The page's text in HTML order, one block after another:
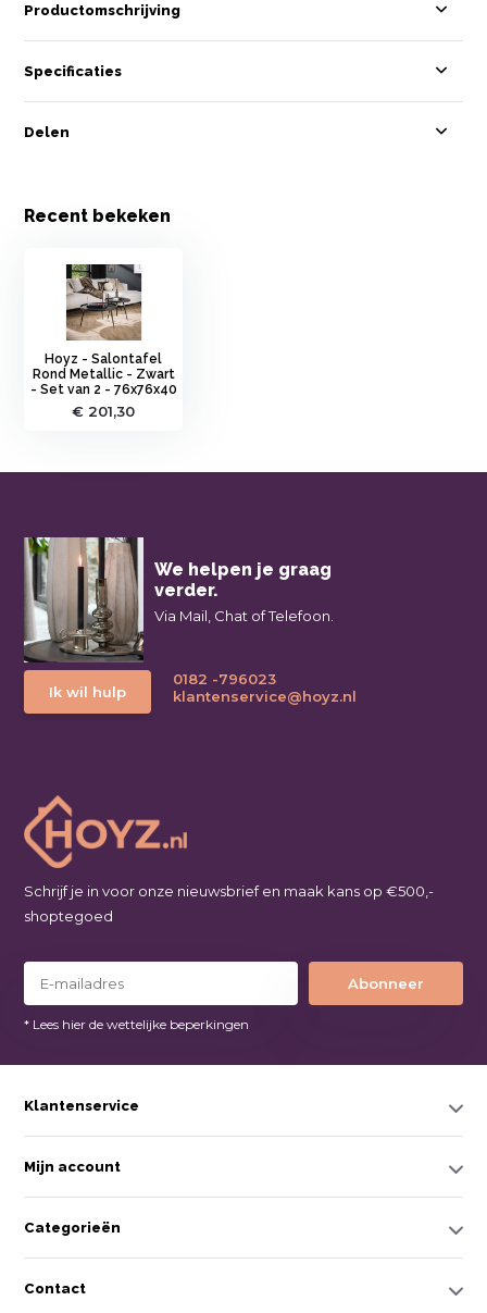
Productomschrijving
Specificaties
Delen
Recent bekeken
Hoyz - Salontafel
Rond Metallic - Zwart
- Set van 2 - 76x76x40
€ 201,30
We helpen je graag
verder.
Via Mail, Chat of Telefoon.
Ik wil hulp
0182 -796023
klantenservice@hoyz.nl
Schrijf je in voor onze nieuwsbrief en maak kans op €500,-
shoptegoed
Abonneer
* Lees hier de wettelijke beperkingen
Klantenservice
Mijn account
Categorieën
Contact